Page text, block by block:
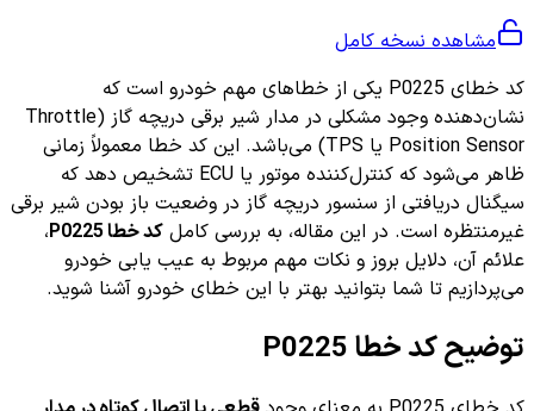
مشاهده نسخه کامل
کد خطای P0225 یکی از خطاهای مهم خودرو است که
نشان‌دهنده وجود مشکلی در مدار شیر برقی دریچه گاز (Throttle
Position Sensor یا TPS) می‌باشد. این کد خطا معمولاً زمانی
ظاهر می‌شود که کنترل‌کننده موتور یا ECU تشخیص دهد که
سیگنال دریافتی از سنسور دریچه گاز در وضعیت باز بودن شیر برقی
غیرمنتظره است. در این مقاله، به بررسی کامل کد خطا P0225
،
علائم آن، دلایل بروز و نکات مهم مربوط به عیب یابی خودرو
می‌پردازیم تا شما بتوانید بهتر با این خطای خودرو آشنا شوید.
توضیح کد خطا P0225